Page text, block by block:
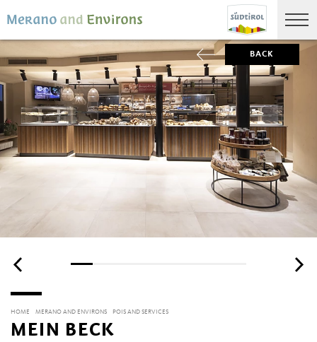
BACK
HOME MERANO AND ENVIRONS POIS AND SERVICES
MEIN BECK